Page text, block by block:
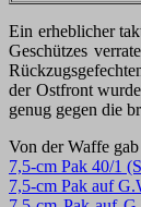
Ein erheblicher
Geschützes
der Ostfront
genug gegen die
Von der Waffe
7,5-cm Pak 40/1
7,5-cm Pak auf